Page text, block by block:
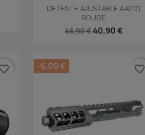
Aperçu rapide
DETENTE AJUSTABLE AAP01
ROUGE
46,90 € 40,90 €
-6,00 € favorite_border